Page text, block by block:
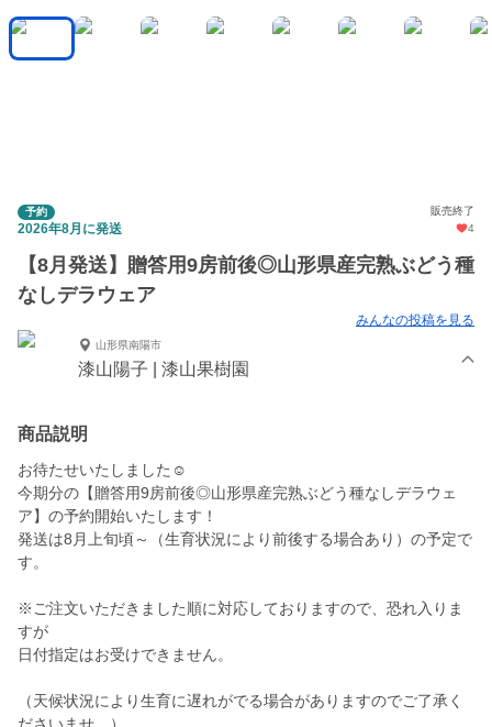
予約 販売終了
2026年8月に発送 4
【8月発送】贈答用9房前後◎山形県産完熟ぶどう種
なしデラウェア
みんなの投稿を見る
山形県南陽市
漆山陽子 | 漆山果樹園
商品説明
お待たせいたしました☺
今期分の【贈答用9房前後◎山形県産完熟ぶどう種なしデラウェ
ア】の予約開始いたします！
発送は8月上旬頃～（生育状況により前後する場合あり）の予定で
す。
※ご注文いただきました順に対応しておりますので、恐れ入りま
すが
日付指定はお受けできません。
（天候状況により生育に遅れがでる場合がありますのでご了承く